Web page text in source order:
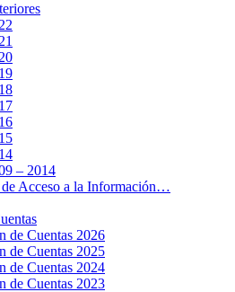
– 2014
Acceso a la Información…
de Cuentas 2026
de Cuentas 2025
de Cuentas 2024
de Cuentas 2023